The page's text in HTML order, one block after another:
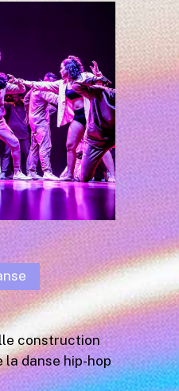
construction
la danse hip-hop